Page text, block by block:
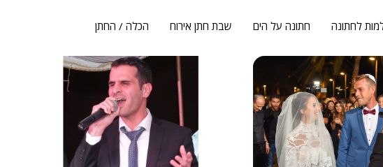
לחתונה חתונה על הים שבת חתן אירוח הכלה / החתן